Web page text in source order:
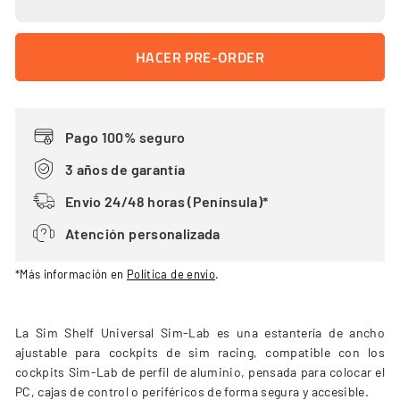
HACER PRE-ORDER
Pago 100% seguro
3 años de garantía
Envío 24/48 horas (Península)*
Atención personalizada
*Más información en Política de envío.
La Sim Shelf Universal Sim-Lab es una estantería de ancho
ajustable para cockpits de sim racing, compatible con los
cockpits Sim-Lab de perfil de aluminio, pensada para colocar el
PC, cajas de control o periféricos de forma segura y accesible.